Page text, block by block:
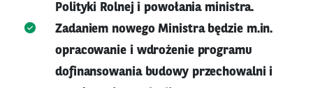
Polityki Rolnej i powołania ministra.
Zadaniem nowego Ministra będzie m.in.
opracowanie i wdrożenie programu
dofinansowania budowy przechowalni i